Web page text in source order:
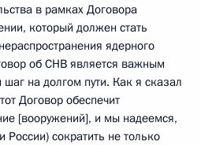
в рамках Договора
который должен стать
ядерного
об СНВ является важным
на долгом пути. Как я сказал
Договор обеспечит
[вооружений], и мы надеемся,
России) сократить не только